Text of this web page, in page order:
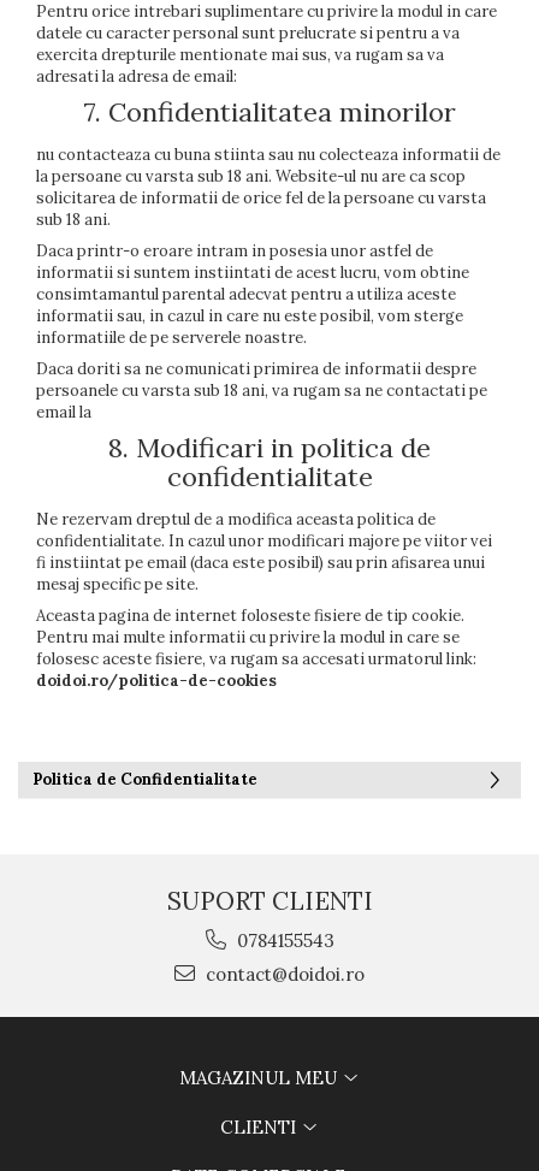
Pentru orice intrebari suplimentare cu privire la modul in care
datele cu caracter personal sunt prelucrate si pentru a va
exercita drepturile mentionate mai sus, va rugam sa va
adresati la adresa de email:
7. Confidentialitatea minorilor
nu contacteaza cu buna stiinta sau nu colecteaza informatii de
la persoane cu varsta sub 18 ani. Website-ul nu are ca scop
solicitarea de informatii de orice fel de la persoane cu varsta
sub 18 ani.
Daca printr-o eroare intram in posesia unor astfel de
informatii si suntem instiintati de acest lucru, vom obtine
consimtamantul parental adecvat pentru a utiliza aceste
informatii sau, in cazul in care nu este posibil, vom sterge
informatiile de pe serverele noastre.
Daca doriti sa ne comunicati primirea de informatii despre
persoanele cu varsta sub 18 ani, va rugam sa ne contactati pe
email la
8. Modificari in politica de
confidentialitate
Ne rezervam dreptul de a modifica aceasta politica de
confidentialitate. In cazul unor modificari majore pe viitor vei
fi instiintat pe email (daca este posibil) sau prin afisarea unui
mesaj specific pe site.
Aceasta pagina de internet foloseste fisiere de tip cookie.
Pentru mai multe informatii cu privire la modul in care se
folosesc aceste fisiere, va rugam sa accesati urmatorul link:
doidoi.ro/politica-de-cookies
Politica de Confidentialitate
SUPORT CLIENTI
0784155543
contact@doidoi.ro
MAGAZINUL MEU
CLIENTI